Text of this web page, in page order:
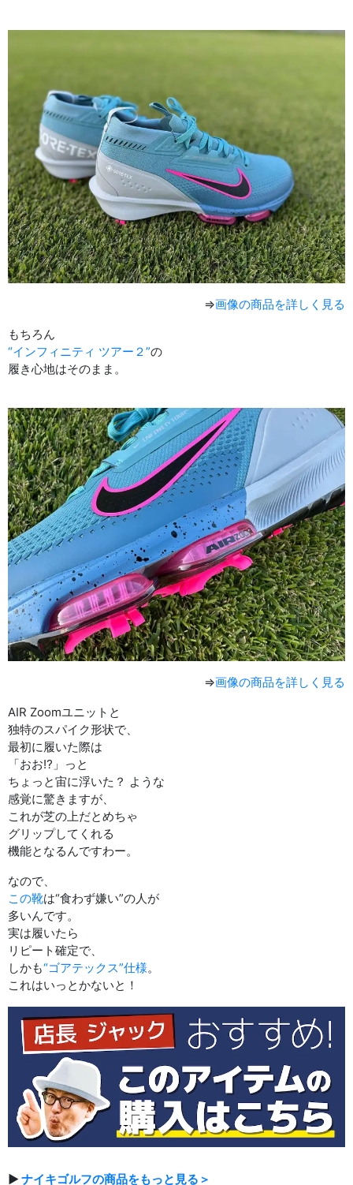
⇒画像の商品を詳しく見る
もちろん
“インフィニティ ツアー２”の
履き心地はそのまま。
⇒画像の商品を詳しく見る
AIR Zoomユニットと
独特のスパイク形状で、
最初に履いた際は
「おお⁉︎」っと
ちょっと宙に浮いた？ ような
感覚に驚きますが、
これが芝の上だとめちゃ
グリップしてくれる
機能となるんですわー。
なので、
この靴は“食わず嫌い”の人が
多いんです。
実は履いたら
リピート確定で、
しかも“ゴアテックス”仕様。
これはいっとかないと！
▶ナイキゴルフの商品をもっと見る＞